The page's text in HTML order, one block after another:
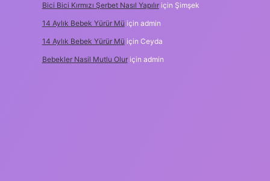
Bici Bici Kırmızı Şerbet Nasıl Yapılıriçin Şimşek
14 Aylık Bebek Yürür Mü için admin
14 Aylık Bebek Yürür Mü için Ceyda
Bebekler Nasil Mutlu Oluriçin admin